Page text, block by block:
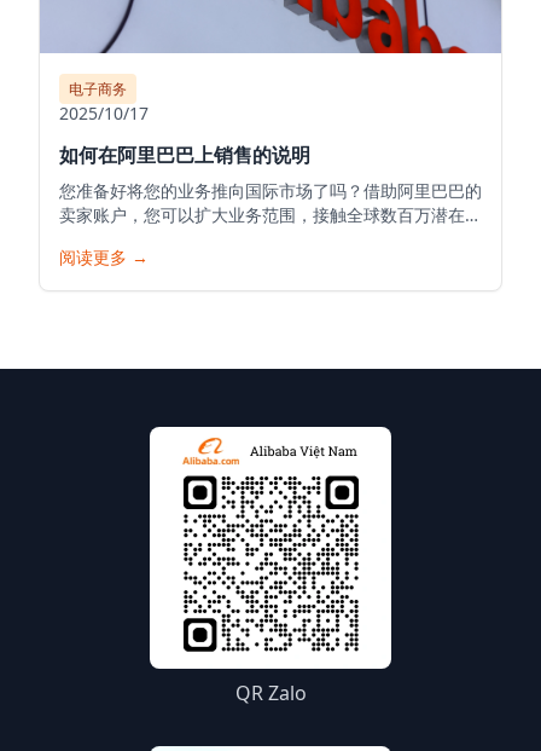
电子商务
2025/10/17
如何在阿里巴巴上销售的说明
您准备好将您的业务推向国际市场了吗？借助阿里巴巴的
卖家账户，您可以扩大业务范围，接触全球数百万潜在客
销售之旅的详细指南。
阅读更多 →
QR Zalo